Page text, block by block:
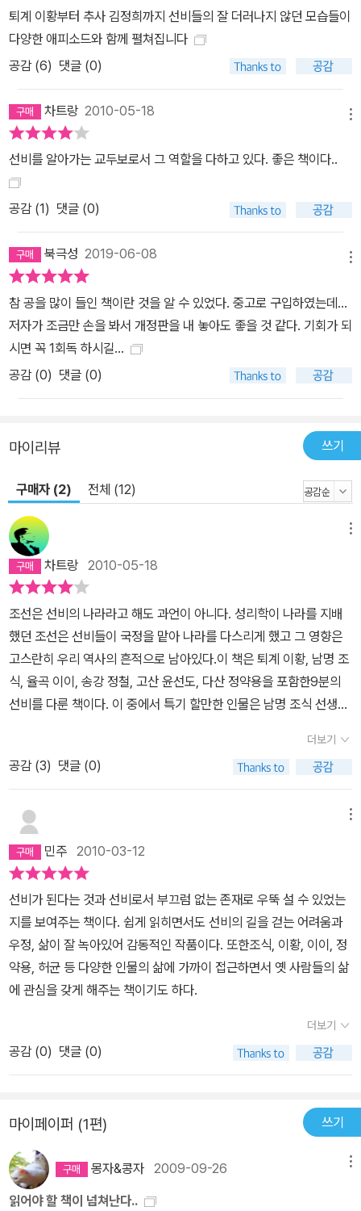
은 6월 11일만 되면 어김없이 통증에 시달렸다. 송강 정철은 술과 여
자를 즐기는 아들 걱정에 잔소리를 해야 했다. 율곡은 죽도 못 먹을 정
도로 가난했지만 친척 식구들까지 모두 거둬 먹여 살렸다. 허난설헌
은 명문가에서 태어났지만 남편과의 불화로 외로웠고, 교산은 그런
누나의 문집을 펴내 그를 기렸다. 다산은 자녀를 여섯이나 가슴에 묻
는 아픔을 견뎌야 했다. 제주도 유배지에서 아내의 죽음에 통곡하던
추사는 죽음을 무릅쓰고 바다를 건너온 제자 덕분에 추사체를 완성해
낼 수 있었다. 교통이 불편하고 먹거리를 걱정해야 했던 시절, 어쩜 우
리가 떠올리는 것만큼 선비들의 모습은 그리 우아하지도, 고고하지도
편지에 위안을 받고, 어려운 살림살이를 감당해야 하는 아내에게 미
안해하고, 공부하지 않는 아들의 무심함에 속이 상하고... 이것이 진정
우리와 다르지 않은 선비들의 삶이었다. 우리가 ‘선비’라는 빛 좋은 말
로 칭하는 그들의 삶은, 때론 역경을 딛고 일어난 인간 승리 같기고 하
고, 때론 뒤틀린 운명의 희생양 같기도 하다. 저자는 이러한 선비들의
바라보는 따뜻한 시선을 잃지 않았다. 이 책을 읽다보면 진정 안다고
을 온전하게 채운다!’ 중학교에서 국어를 가르치는 저자 김권섭은 우
사서를 독파했다. 그는 점차 인간적인 아픔과 기쁨을 고스란히 간직
한 채 ‘앎’과 ‘삶’을 하나로 완성했던 선비들의 삶에 매료되었다. 지금
까지 조선의 시대정신 선비의 내면을 엿보려는 많은 시도가 있었지
만, 선비의 단편적인 모습만으로는 현대사회에 소구할 수 있는 하나
의 정신적 가치관을 끄집어내기는 힘들었다. 저자는 위인이 아니라
한 사람으로써 선비의 생과 삶, 죽음에 접근했고, 그리하여 집필된 원
고가 <선비의 탄생>이다. 선비들의 삶은 인간 간의 끈끈한 신뢰감만
이 우리의 현재가 삶의 덧없음과 외로움에 부식되지 않게 해준다고
일러준다. 사람과 사람을 이어주는 신뢰감은 힘들고 어려운 세상사를
이겨내는 가장 큰 방패였다. 옛사람과의 만남은 무뎌진 우리의 감수
다. 역사의 소용돌이 속에서도 꿋꿋이 자신의 삶을 산 이들의 인생을
더듬으며 참된 인간관계에 대해 한 수 배우게 된다. *사람을 대하는
자세 - 우리 선비에게 한 수 배우다 가도(家道)를 파괴치 않기 위해
서는 어버이는 아들에게 매사를 균등하게 해야 마음이 평안해진다.
그렇게 하기란 힘들고 어려운 일이지만 노력해야 한다. 형제가 일체
라고 하지만 마음이 하나가 안 되면 일체가 될 수 없다. 어느 한쪽을
서운하게 하면 평화는 깨어진다. 또 형의 흠이 나의 흠이고, 동생의 흠
이 나의 흠임을 알아야 한다. -퇴계 이황- 사람을 접대하는 데는 뜻을
합치고 우러러 받드는 것이 으뜸이다. 나이가 나보다 배가 되는 사람
이면 어버이처럼 섬겨야 한다. 10년이 손위인 사람은 형으로 모셔야
하고, 5년이 위이면 존경하는 마음으로 대할 것이다. 이처럼 나이가
많고 적음이 사람을 접대하는 데는 아주 중요한 기준이 되는 것이다.
이다. 내 행동의 기준이 되는 사람을 우러르는 것이 친구 관계이다. 그
닦는 일은 효도와 우애로써 근본을 삼아야 한다. 효도와 우애에 자기
의 본분을 다하지 않으면 비록 학식이 고명하고 문체가 찬란하고 아
름답다 하더라도 흙담에다 아름답게 색칠해 놓은 것에 지나지 않는
다. 자기 몸을 엄정하게 닦아놓았다면 그가 사귀는 벗도 자연히 단정
한 사람이어서 같은 기질로 인생의 목표가 비슷하게 되어 친구 고르
퇴계 이황부터 추사 김정희까지 선비들의 잘 더러나지 않던 모습들이
다양한 애피소드와 함께 펼쳐집니다
공감 (6) 댓글 (0)
차트랑 2010-05-18
선비를 알아가는 교두보로서 그 역할을 다하고 있다. 좋은 책이다..
공감 (1) 댓글 (0)
북극성 2019-06-08
참 공을 많이 들인 책이란 것을 알 수 있었다. 중고로 구입하였는데...
저자가 조금만 손을 봐서 개정판을 내 놓아도 좋을 것 같다. 기회가 되
시면 꼭 1회독 하시길...
공감 (0) 댓글 (0)
마이리뷰 쓰기
구매자 (2) 전체 (12)
차트랑 2010-05-18
조선은 선비의 나라라고 해도 과언이 아니다. 성리학이 나라를 지배
했던 조선은 선비들이 국정을 맡아 나라를 다스리게 했고 그 영향은
고스란히 우리 역사의 흔적으로 남아있다.이 책은 퇴계 이황, 남명 조
식, 율곡 이이, 송강 정철, 고산 윤선도, 다산 정약용을 포함한9분의
선비를 다룬 책이다. 이 중에서 특기 할만한 인물은 남명 조식 선생님
는 무명의 선비이기 때문에 특기할 만한 인물이라는 점인데, 알보고
면 퇴계 이황이나 율곡 이이 못지 않은 학문을 닦으신 분이고 배움을
행하는데 가장 앞장 섰던 분이라는 것을 알 수 있다.이 책에서 남명 조
신 선생님을 소개받아 그분관련 도서를 읽도록 할 정도로 내게는 인
상 깊은 인물이었다.조선에서 선 비 한 분을 꼽으라하면 단연코 남명
조식 선생님을 꼽을 것이다.조선이 선비의 나라였고, 성리학의 나라
였기 때문에 난설헌 허초희는 그 희생양 일 수 밖에 없었다. 선비의 나
라는 뛰어나고도 능력있는 여성이 그 능력의 빛을발 할 수 있도록 허
락하지 않았다. 시대를 잘 못 타고 났다고 치부하기에는 그 재주가 너
무나 아까운 여성이었다. 조선은 학문을 귀이 여기고, 배움을 소중히
했던 나라고 생각하지만 난설헌 허초희을 생각하면 조선의 학문은 과
연 누구를 위한 학문이었는지 되묻고 싶을 뿐이다.백성을 위한 학문
이었는가....아니면 자신들의 그 무엇을 위한 학문이었던가.... 과연 선
비란 무엇인가...끈임없는 질문을 던지게 된다...이미 고인이 된 조선
는 실정이다. 왜냐면선비들이 조선 중앙 정부의핵심이 었기 때문이
다. 이런 인물 중 하나가바로 송강 정철이다. 송강은 우리 문학사에도
길이 남을작품들을 남겨 학교에서도 배우고 있지만 그의 정치 역정은
실로 파란 만장했다고 할 수 있다. 이 책의 아쉬 운점은 정철의 좋은
점만을 부각시킨 점이라 할 수 있다.고산 윤선도 역시 당쟁의 한 중앙
더보기
공감 (3) 댓글 (0)
민주 2010-03-12
선비가 된다는 것과 선비로서 부끄럼 없는 존재로 우뚝 설 수 있었는
지를 보여주는 책이다. 쉽게 읽히면서도 선비의 길을 걷는 어려움과
우정, 삶이 잘 녹아있어 감동적인 작품이다. 또한조식, 이황, 이이, 정
약용, 허균 등 다양한 인물의 삶에 가까이 접근하면서 옛 사람들의 삶
에 관심을 갖게 해주는 책이기도 하다.
더보기
공감 (0) 댓글 (0)
마이페이퍼 (1편) 쓰기
몽자&콩자 2009-09-26
읽어야 할 책이 넘쳐난다..